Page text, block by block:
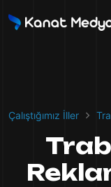
Çalıştığımız İller